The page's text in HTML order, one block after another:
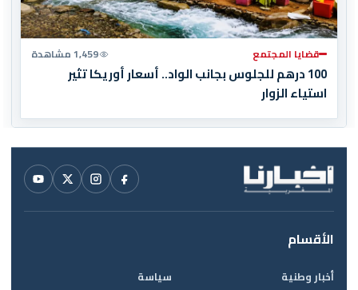
قضايا المجتمع 1,459 مشاهدة
100 درهم للجلوس بجانب الواد.. أسعار أوريكا تثير
استياء الزوار
الأقسام
أخبار وطنية
سياسة